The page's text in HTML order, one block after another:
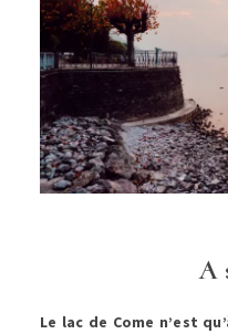
A
Le lac de Come n’est